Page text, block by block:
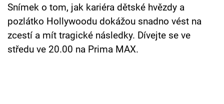
Přihlášení
Snímek o tom, jak kariéra dětské hvězdy a
pozlátko Hollywoodu dokážou snadno vést na
zcestí a mít tragické následky. Dívejte se ve
středu ve 20.00 na Prima MAX.